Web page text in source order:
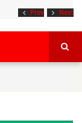
Prev Next